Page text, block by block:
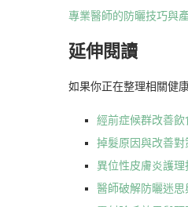
專業醫師的防曬技巧與
延伸閱讀
如果你正在整理相關健
經前症候群改善
掉髮原因與改善
異位性皮膚炎護
醫師破解防曬迷